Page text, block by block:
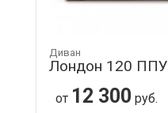
Диван
Лондон 120 ППУ
от 12 300 руб.